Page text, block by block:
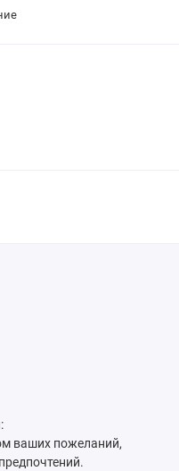
ваших пожеланий,